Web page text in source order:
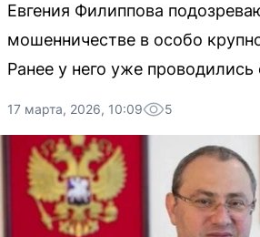
Евгения Филиппова
мошенничестве в особо
Ранее у него уже
17 марта, 2026, 10:09 5